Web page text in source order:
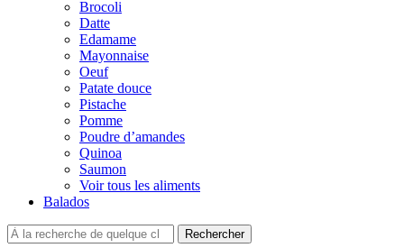
Brocoli
Datte
Edamame
Mayonnaise
Oeuf
Patate douce
Pistache
Pomme
Poudre d’amandes
Quinoa
Saumon
Voir tous les aliments
Balados